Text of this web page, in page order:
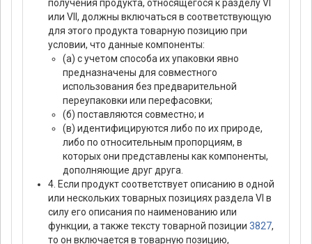
получения продукта, относящегося к разделу VI
или VII, должны включаться в соответствующую
для этого продукта товарную позицию при
условии, что данные компоненты:
(а) с учетом способа их упаковки явно
предназначены для совместного
использования без предварительной
переупаковки или перефасовки;
(б) поставляются совместно; и
(в) идентифицируются либо по их природе,
либо по относительным пропорциям, в
которых они представлены как компоненты,
дополняющие друг друга.
4. Если продукт соответствует описанию в одной
или нескольких товарных позициях раздела VI в
силу его описания по наименованию или
функции, а также тексту товарной позиции 3827,
то он включается в товарную позицию,